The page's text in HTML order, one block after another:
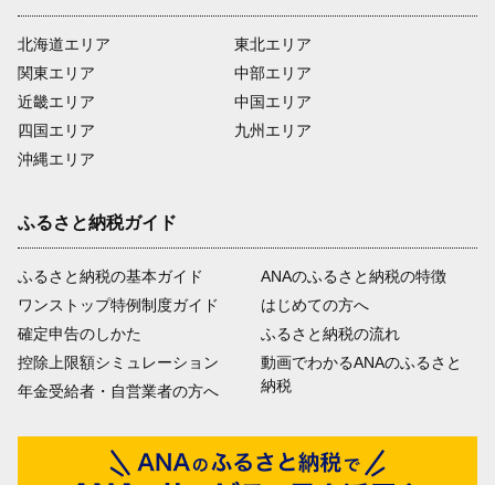
北海道エリア
関東エリア
近畿エリア
四国エリア
沖縄エリア
東北エリア
中部エリア
中国エリア
九州エリア
ふるさと納税ガイド
ふるさと納税の基本ガイド
ワンストップ特例制度ガイド
確定申告のしかた
控除上限額シミュレーション
年金受給者・自営業者の方へ
ANAのふるさと納税の特徴
はじめての方へ
ふるさと納税の流れ
動画でわかるANAのふるさと
納税